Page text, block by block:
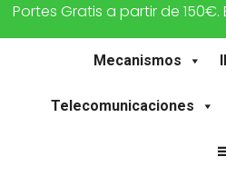
Portes Gratis a partir de 150€.
Mecanismos
Telecomunicaciones